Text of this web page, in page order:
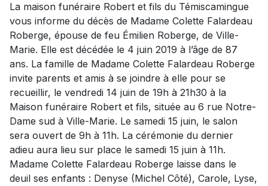
La maison funéraire Robert et fils du Témiscamingue
vous informe du décès de Madame Colette Falardeau
Roberge, épouse de feu Émilien Roberge, de Ville-
Marie. Elle est décédée le 4 juin 2019 à l’âge de 87
ans. La famille de Madame Colette Falardeau Roberge
invite parents et amis à se joindre à elle pour se
recueillir, le vendredi 14 juin de 19h à 21h30 à la
Maison funéraire Robert et fils, située au 6 rue Notre-
Dame sud à Ville-Marie. Le samedi 15 juin, le salon
sera ouvert de 9h à 11h. La cérémonie du dernier
adieu aura lieu sur place le samedi 15 juin à 11h.
Madame Colette Falardeau Roberge laisse dans le
deuil ses enfants : Denyse (Michel Côté), Carole, Lyse,